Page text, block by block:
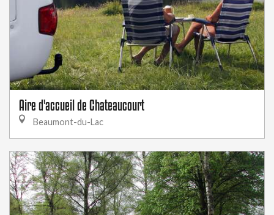
Aire d'accueil de Chateaucourt
Beaumont-du-Lac